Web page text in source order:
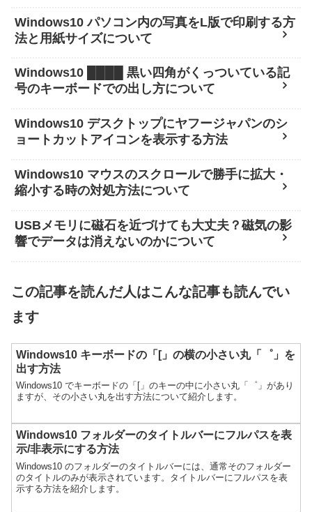
Windows10 パソコン内の写真をL版で印刷する方
法と用紙サイズについて
Windows10 ████ 黒い四角がくっついている記
号のキーボードでの出し方について
Windows10 デスクトップにヤフージャパンのシ
ョートカットアイコンを表示する方法
Windows10 マウスのスクロールで勝手に拡大・
縮小する時の対処方法について
USBメモリに磁石を近づけても大丈夫？磁気の影
響でデータは消えないのかについて
この記事を読んだ人はこんな記事も読んでい
ます
Windows10 キーボードの「[」の横の小さい丸「゜」を
出す方法
Windows10 でキーボードの「[」のキーの中に小さい丸「゜」があり
ますが、その小さい丸を出す方法について紹介します。
Windows10 フォルダーのタイトルバーにフルパスを表
示/非表示にする方法
Windows10 のフォルダーのタイトルバーには、通常そのフォルダー
のタイトルのみが表示されています。タイトルバーにフルパスを表
示する方法を紹介します。